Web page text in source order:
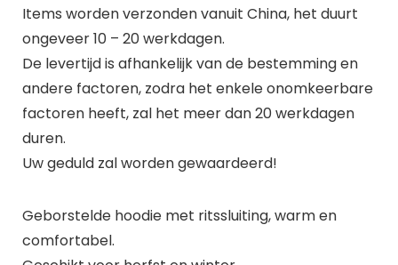
Items worden verzonden vanuit China, het duurt
ongeveer 10 – 20 werkdagen.
De levertijd is afhankelijk van de bestemming en
andere factoren, zodra het enkele onomkeerbare
factoren heeft, zal het meer dan 20 werkdagen
duren.
Uw geduld zal worden gewaardeerd!
Geborstelde hoodie met ritssluiting, warm en
comfortabel.